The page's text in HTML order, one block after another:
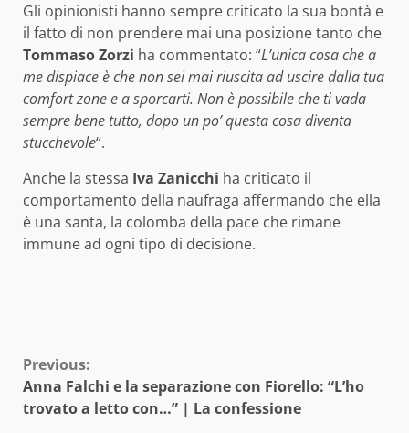
Gli opinionisti hanno sempre criticato la sua bontà e
il fatto di non prendere mai una posizione tanto che
Tommaso Zorzi ha commentato: “L’unica cosa che a
me dispiace è che non sei mai riuscita ad uscire dalla tua
comfort zone e a sporcarti. Non è possibile che ti vada
sempre bene tutto, dopo un po’ questa cosa diventa
stucchevole“.
Anche la stessa Iva Zanicchi ha criticato il
comportamento della naufraga affermando che ella
è una santa, la colomba della pace che rimane
immune ad ogni tipo di decisione.
Continue
Reading
Previous:
Anna Falchi e la separazione con Fiorello: “L’ho
trovato a letto con…” | La confessione